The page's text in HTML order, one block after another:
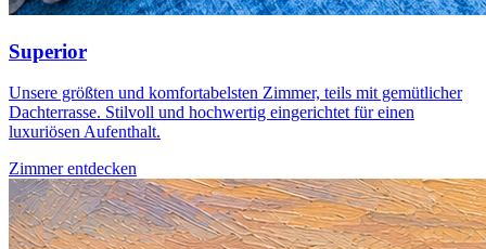
Superior
Unsere größten und komfortabelsten Zimmer, teils mit gemütlicher
Dachterrasse. Stilvoll und hochwertig eingerichtet für einen
luxuriösen Aufenthalt.
Zimmer entdecken